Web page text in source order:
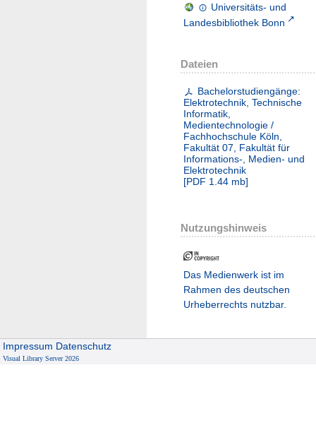
Universitäts- und
Landesbibliothek Bonn
Dateien
Bachelorstudiengänge:
Elektrotechnik, Technische
Informatik,
Medientechnologie /
Fachhochschule Köln,
Fakultät 07, Fakultät für
Informations-, Medien- und
Elektrotechnik
[PDF 1.44 mb]
Nutzungshinweis
Das Medienwerk ist im
Rahmen des deutschen
Urheberrechts nutzbar.
Impressum Datenschutz
Visual Library Server 2026